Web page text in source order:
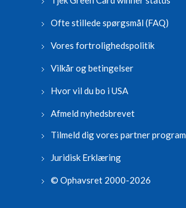
Ofte stillede spørgsmål (FAQ)
Vores fortrolighedspolitik
Vilkår og betingelser
Hvor vil du bo i USA
Afmeld nyhedsbrevet
Tilmeld dig vores partner program
Juridisk Erklæring
© Ophavsret 2000-2026